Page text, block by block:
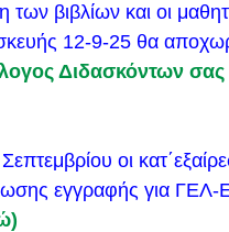
σχολείο θα
10:00 το πρωί
Δήμου Λυκόβρυσης
θα παραμείνουν
(εδώ)
βοήθειας προς τους
βιβλίων και οι
12-9-25 θα
Διδασκόντων σας
οι
εγγραφής για